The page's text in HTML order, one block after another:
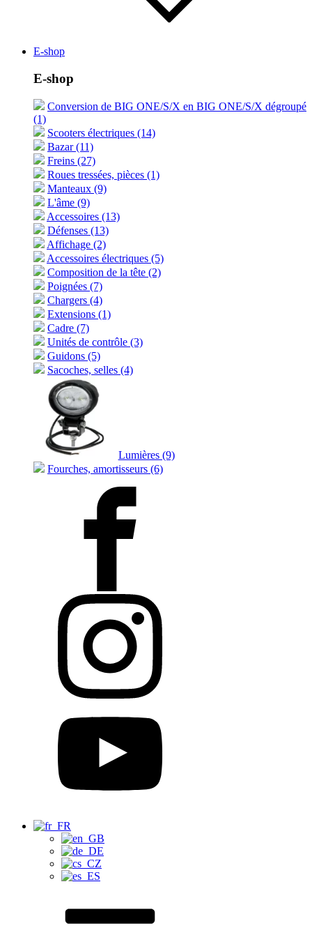
E-shop
E-shop
Conversion de BIG ONE/S/X en BIG ONE/S/X dégroupé
(1)
Scooters électriques (14)
Bazar (11)
Freins (27)
Roues tressées, pièces (1)
Manteaux (9)
L'âme (9)
Accessoires (13)
Défenses (13)
Affichage (2)
Accessoires électriques (5)
Composition de la tête (2)
Poignées (7)
Chargers (4)
Extensions (1)
Cadre (7)
Unités de contrôle (3)
Guidons (5)
Sacoches, selles (4)
Lumières (9)
Fourches, amortisseurs (6)